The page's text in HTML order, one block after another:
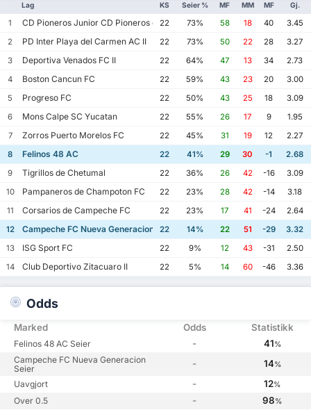
Lag KS Seier % MF MM MF Gj.
1 CD Pioneros Junior CD Pioneros de Cancun II
22 73% 58 18 40
3.45
2
PD Inter Playa del Carmen AC II 22 73% 50 22 28
3.27
3
Deportiva Venados FC II 22 64% 47 13 34
2.73
4
Boston Cancun FC 22 59% 43 23 20
3.00
5
Progreso FC 22 50% 43 25 18
3.09
6
Mons Calpe SC Yucatan 22 55% 26 17 9
1.95
7
Zorros Puerto Morelos FC 22 45% 31 19 12
2.27
8
Felinos 48 AC 22 41% 29 30 -1
2.68
9
Tigrillos de Chetumal 22 36% 26 42 -16
3.09
10
Pampaneros de Champoton FC 22 23% 28 42 -14
3.18
11
Corsarios de Campeche FC 22 23% 17 41 -24
2.64
12
Campeche FC Nueva Generacion 22 14% 22 51 -29
3.32
13
ISG Sport FC 22 9% 12 43 -31
2.50
14
Club Deportivo Zitacuaro II 22 5% 14 60 -46 3.36
Odds
Marked Odds Statistikk
Felinos 48 AC Seier - 41%
Campeche FC Nueva Generacion
Seier
- 14%
Uavgjort - 12%
Over 0.5 - 98%